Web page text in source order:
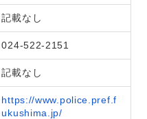
記載なし
024-522-2151
記載なし
https://www.police.pref.f
ukushima.jp/